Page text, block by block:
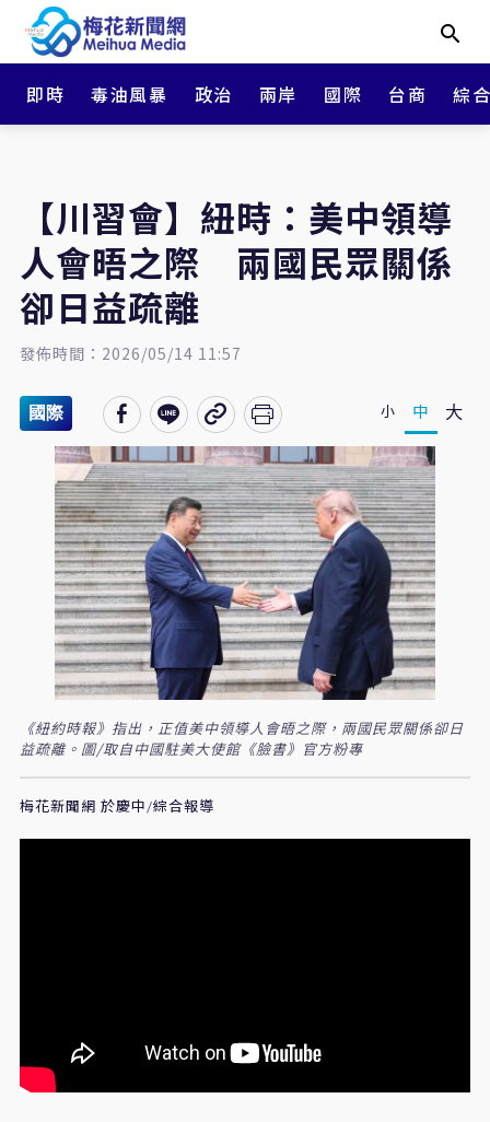
即時 毒油風暴 政治 兩岸 國際 台商 綜
【川習會】紐時：美中領導
人會晤之際 兩國民眾關係
卻日益疏離
發佈時間：2026/05/14 11:57
國際 小 中 大
《紐約時報》指出，正值美中領導人會晤之際，兩國民眾關係卻日
益疏離。圖/取自中國駐美大使館《臉書》官方粉專
梅花新聞網 於慶中/綜合報導